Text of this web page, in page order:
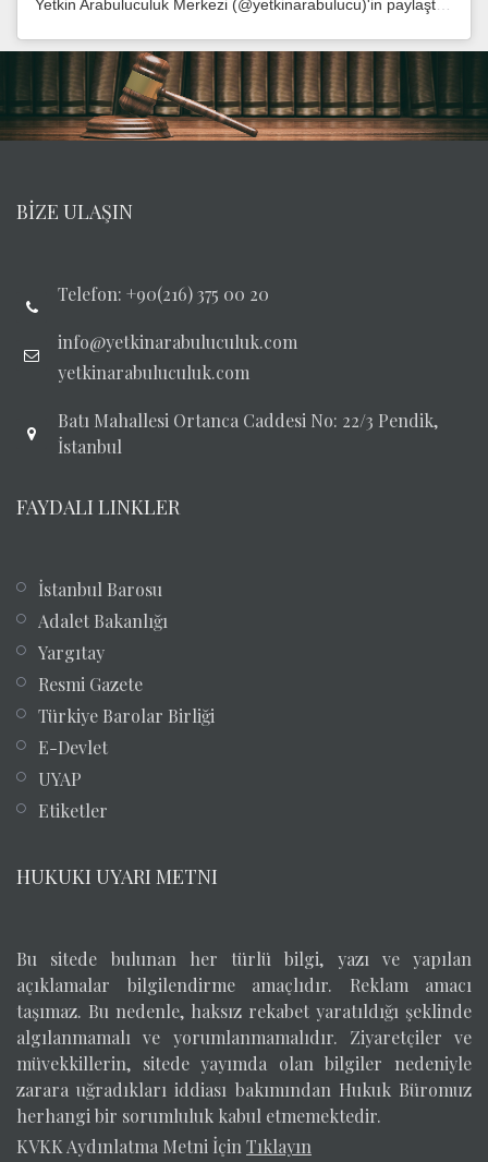
BİZE ULAŞIN
Telefon: +90(216) 375 00 20
info@yetkinarabuluculuk.com
yetkinarabuluculuk.com
Batı Mahallesi Ortanca Caddesi No: 22/3 Pendik,
İstanbul
FAYDALI LINKLER
İstanbul Barosu
Adalet Bakanlığı
Yargıtay
Resmi Gazete
Türkiye Barolar Birliği
E-Devlet
UYAP
Etiketler
HUKUKI UYARI METNI
Bu sitede bulunan her türlü bilgi, yazı ve yapılan
açıklamalar bilgilendirme amaçlıdır. Reklam amacı
taşımaz. Bu nedenle, haksız rekabet yaratıldığı şeklinde
algılanmamalı ve yorumlanmamalıdır. Ziyaretçiler ve
müvekkillerin, sitede yayımda olan bilgiler nedeniyle
zarara uğradıkları iddiası bakımından Hukuk Büromuz
herhangi bir sorumluluk kabul etmemektedir.
KVKK Aydınlatma Metni İçin Tıklayın